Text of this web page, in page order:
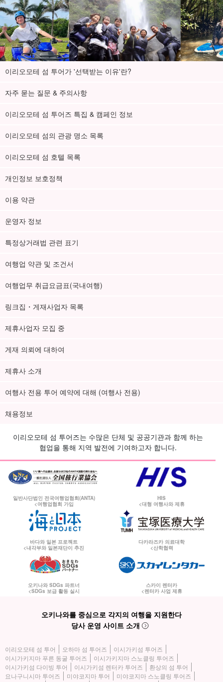
이리오모테 섬 투어가 '선택받는 이유'란?
자주 묻는 질문 & 주의사항
이리오모테 섬 투어즈 특집 & 캠페인 정보
이리오모테 섬의 관광 명소 목록
이리오모테 섬 호텔 목록
개인정보 보호정책
이용 약관
운영자 정보
특정상거래법 관련 표기
여행업 약관 및 조건서
여행업무 취급요금표(국내여행)
링크집・게재사업자 목록
제휴사업자 모집 중
게재 의뢰에 대하여
제휴사 소개
여행사 전용 투어 예약에 대해 (여행사 전용)
채용정보
이리오모테 섬 투어즈는 수많은 단체 및 공공기관과 함께 하는
협업을 통해 지역 발전에 기여하고자 합니다.
일반사단법인 전국여행업협회(ANTA)
<여행업협회 가입
HIS
<대형 여행사와 제휴
바다와 일본 프로젝트
<내각부와 일본재단이 추진
다카라즈카 의료대학
<산학협력
오키나와 SDGs 파트너
<SDGs 보급 활동 실시
스카이 렌터카
<렌터카 사업 제휴
오키나와를 중심으로 각지의 여행을 지원한다
당사 운영 사이트 소개
이리오모테 섬 투어 오하마 섬 투어즈
이시가키섬 투어즈
이시가키지마 푸른 동굴 투어즈
이시가키지마 스노클링 투어즈
이시가키섬 다이빙 투어
이시가키섬 렌터카 투어즈
환상의 섬 투어
요나구니시마 투어즈
미야코지마 투어
미야코지마 스노클링 투어즈